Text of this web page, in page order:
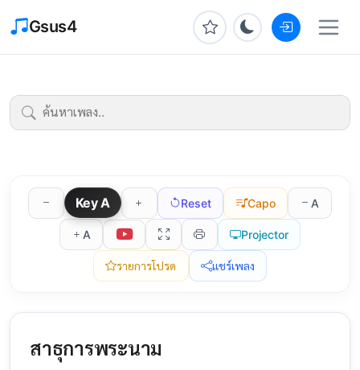
Gsus4
KeyA Reset Capo A
A Projector
รายการโปรด แชร์เพลง
สาธุการพระนาม